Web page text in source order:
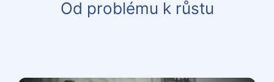
Od problému k růstu